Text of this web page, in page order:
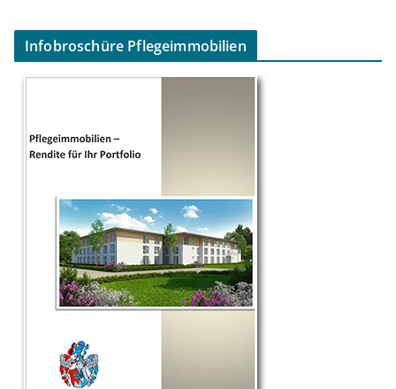
Infobroschüre Pflegeimmobilien